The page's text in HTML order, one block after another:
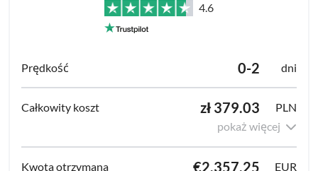
4.6
0-2 dni
zł 379.03
PLN
pokaż więcej
€2,357.25 EUR